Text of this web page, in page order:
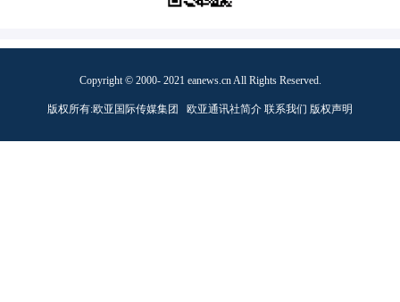
Copyright © 2000- 2021 eanews.cn All Rights Reserved.
版权所有:欧亚国际传媒集团 欧亚通讯社简介 联系我们 版权声明